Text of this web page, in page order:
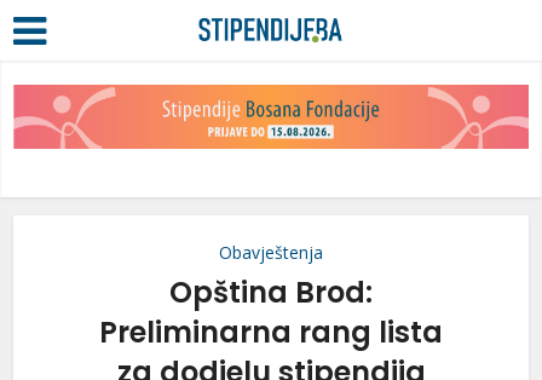
Obavještenja
Opština Brod:
Preliminarna rang lista